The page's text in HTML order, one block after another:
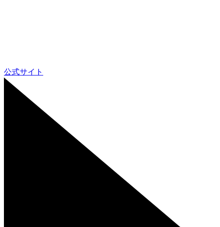
公式サイト